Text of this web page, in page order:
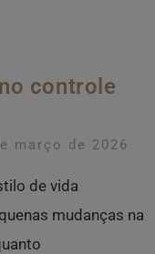
controle
março de 2026
de vida
mudanças na